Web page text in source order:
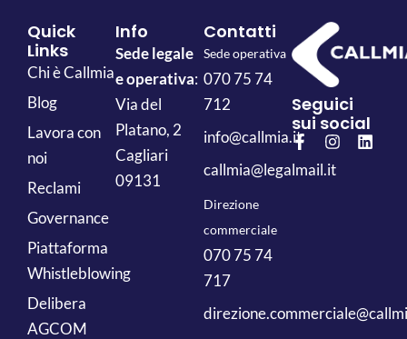
Seguici
sui social
Info
Sede legale
e operativa:
Via del
Platano, 2
Cagliari
09131
Quick
Links
Chi è Callmia
Blog
Lavora con
noi
Reclami
Governance
Piattaforma
Whistleblowing
Delibera
AGCOM
Contatti
Sede operativa
070 75 74
712
info@callmia.it
callmia@legalmail.it
Direzione
commerciale
070 75 74
717